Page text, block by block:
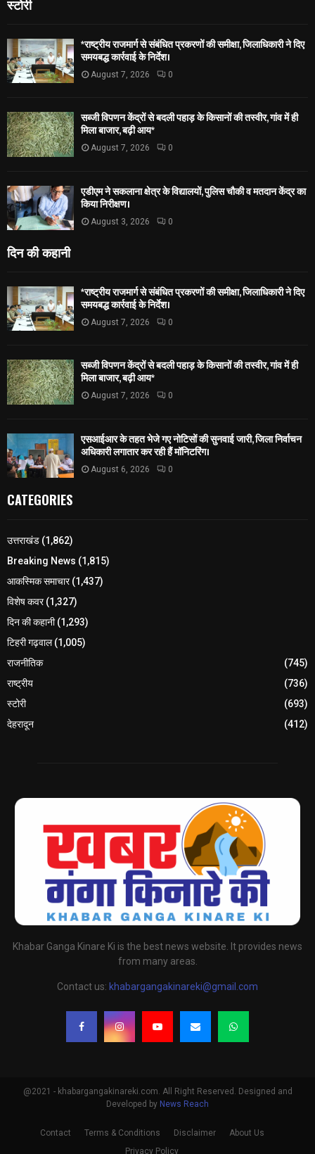
स्टोरी
*राष्ट्रीय राजमार्ग से संबंधित प्रकरणों की समीक्षा, जिलाधिकारी ने दिए
समयबद्ध कार्रवाई के निर्देश।
August 7, 2026 0
सब्जी विपणन केंद्रों से बदली पहाड़ के किसानों की तस्वीर, गांव में ही
मिला बाजार, बढ़ी आय*
August 7, 2026 0
एडीएम ने सकलाना क्षेत्र के विद्यालयों, पुलिस चौकी व मतदान केंद्र का
किया निरीक्षण।
August 3, 2026 0
दिन की कहानी
*राष्ट्रीय राजमार्ग से संबंधित प्रकरणों की समीक्षा, जिलाधिकारी ने दिए
समयबद्ध कार्रवाई के निर्देश।
August 7, 2026 0
सब्जी विपणन केंद्रों से बदली पहाड़ के किसानों की तस्वीर, गांव में ही
मिला बाजार, बढ़ी आय*
August 7, 2026 0
एसआईआर के तहत भेजे गए नोटिसों की सुनवाई जारी, जिला निर्वाचन
अधिकारी लगातार कर रही हैं मॉनिटरिंग।
August 6, 2026 0
CATEGORIES
उत्तराखंड (1,862)
Breaking News (1,815)
आकस्मिक समाचार(1,437)
विशेष कवर(1,327)
दिन की कहानी(1,293)
टिहरी गढ़वाल(1,005)
राजनीतिक
(745)
राष्ट्रीय
(736)
स्टोरी
(693)
देहरादून
(412)
Khabar Ganga Kinare Ki is the best news website. It provides news
from many areas.
Contact us: khabargangakinareki@gmail.com
@2021 - khabargangakinareki.com. All Right Reserved. Designed and
Developed by News Reach
Contact Terms & Conditions Disclaimer
About Us
Privacy Policy